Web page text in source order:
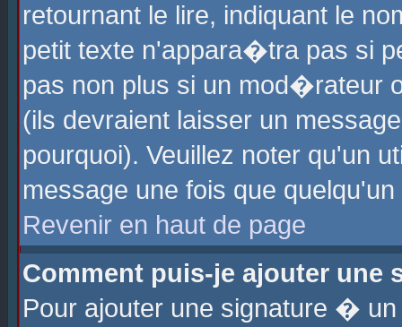
retournant le lire, indiquant le
petit texte n'appara�tra pas si
pas non plus si un mod�rateur
(ils devraient laisser un
pourquoi). Veuillez noter qu'un
message une fois que
Revenir en haut de page
Comment puis-je ajouter une
Pour ajouter une signature �